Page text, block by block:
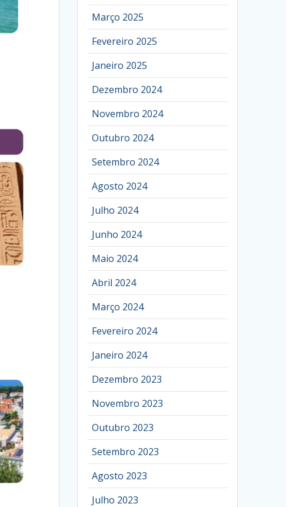
Março 2025
Fevereiro 2025
Janeiro 2025
Dezembro 2024
Novembro 2024
Outubro 2024
Setembro 2024
Agosto 2024
Julho 2024
Junho 2024
Maio 2024
Abril 2024
Março 2024
Fevereiro 2024
Janeiro 2024
Dezembro 2023
Novembro 2023
Outubro 2023
Setembro 2023
Agosto 2023
Julho 2023